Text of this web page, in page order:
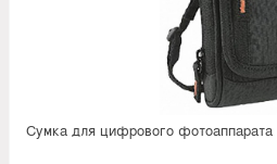
Сумка для цифрового фотоаппарата